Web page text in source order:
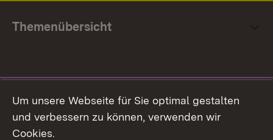
Themenübersicht
Facebook
Um unsere Webseite für Sie optimal gestalten
und verbessern zu können, verwenden wir
Cookies.